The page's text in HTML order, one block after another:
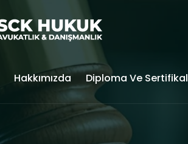
Hakkımızda Diploma Ve